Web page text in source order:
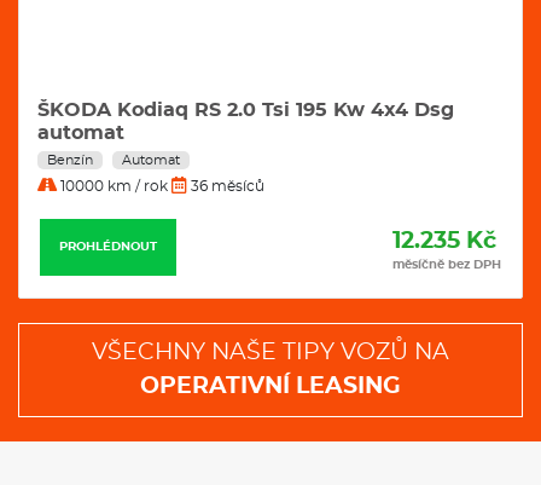
ŠKODA Kodiaq RS 2.0 Tsi 195 Kw 4x4 Dsg
automat
Benzín Automat
10000 km / rok 36 měsíců
PROHLÉDNOUT 12.235 Kč
měsíčně bez DPH
VŠECHNY NAŠE TIPY VOZŮ NA
OPERATIVNÍ LEASING